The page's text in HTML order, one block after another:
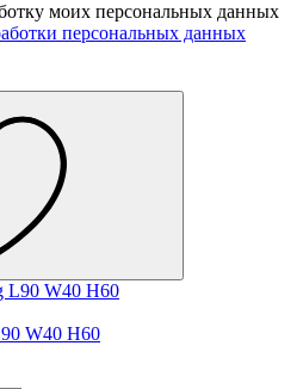
моих персональных данных
персональных данных
W40 H60